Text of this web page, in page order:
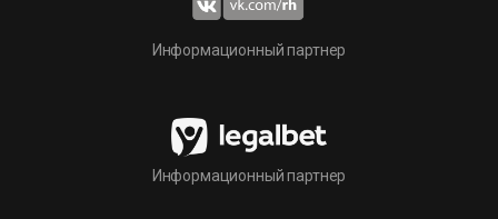
Информационный партнер
Информационный партнер